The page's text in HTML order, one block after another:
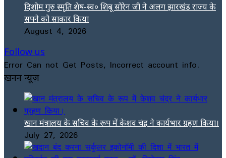
दिशोम गुरु स्मृति शेष-स्व० शिबू सोरेन जी ने अलग झारखंड राज्य के
सपने को साकार किया
August 4, 2026
Follow us
Error Can not Get Posts, Incorrect account info.
खनन न्यूज़
खान मंत्रालय के सचिव के रूप में केशव चंद्र ने कार्यभार ग्रहण किया।
July 27, 2026